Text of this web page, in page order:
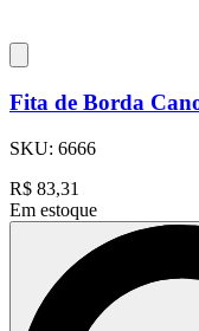
Fita de Borda
SKU: 6666
R$ 83,31
Em estoque